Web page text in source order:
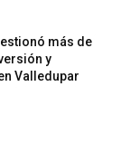
más de
y
Valledupar